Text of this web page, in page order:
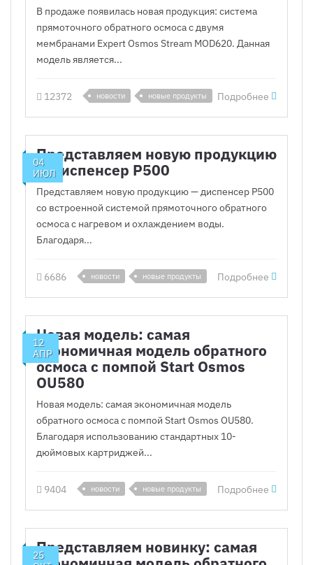
В продаже появилась новая продукция: система
прямоточного обратного осмоса с двумя
мембранами Expert Osmos Stream MOD620. Данная
модель является...
12372 новости новые продукты Подробнее
04
ИЮЛ
Представляем новую продукцию
— диспенсер P500
Представляем новую продукцию — диспенсер P500
со встроенной системой прямоточного обратного
осмоса с нагревом и охлаждением воды.
Благодаря...
6686 новости новые продукты Подробнее
12
АПР
Новая модель: самая
экономичная модель обратного
осмоса с помпой Start Osmos
OU580
Новая модель: самая экономичная модель
обратного осмоса с помпой Start Osmos OU580.
Благодаря использованию стандартных 10-
дюймовых картриджей...
9404 новости новые продукты Подробнее
25
Представляем новинку: самая